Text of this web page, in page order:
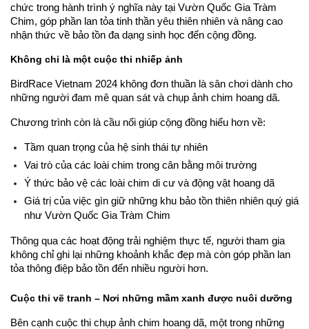
chức trong hành trình ý nghĩa này tại Vườn Quốc Gia Tràm
Chim, góp phần lan tỏa tinh thần yêu thiên nhiên và nâng cao
nhận thức về bảo tồn đa dạng sinh học đến cộng đồng.
Không chỉ là một cuộc thi nhiếp ảnh
BirdRace Vietnam 2024 không đơn thuần là sân chơi dành cho
những người đam mê quan sát và chụp ảnh chim hoang dã.
Chương trình còn là cầu nối giúp cộng đồng hiểu hơn về:
Tầm quan trọng của hệ sinh thái tự nhiên
Vai trò của các loài chim trong cân bằng môi trường
Ý thức bảo vệ các loài chim di cư và động vật hoang dã
Giá trị của việc gìn giữ những khu bảo tồn thiên nhiên quý giá
như Vườn Quốc Gia Tràm Chim
Thông qua các hoạt động trải nghiệm thực tế, người tham gia
không chỉ ghi lại những khoảnh khắc đẹp mà còn góp phần lan
tỏa thông điệp bảo tồn đến nhiều người hơn.
Cuộc thi vẽ tranh – Nơi những mầm xanh được nuôi dưỡng
Bên cạnh cuộc thi chụp ảnh chim hoang dã, một trong những